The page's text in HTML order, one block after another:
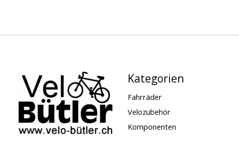
Kategorien
Fahrräder
Velozubehör
Komponenten